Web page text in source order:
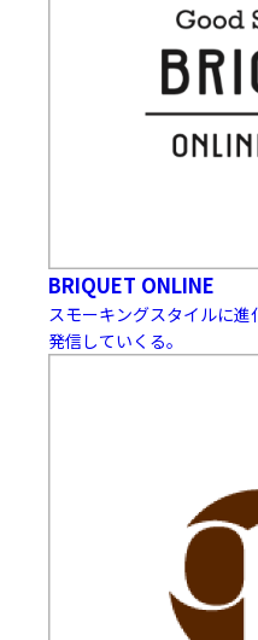
BRIQUET ONLINE
スモーキングスタイルに
発信していくる。